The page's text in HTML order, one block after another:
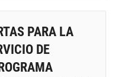
PARA LA
DE